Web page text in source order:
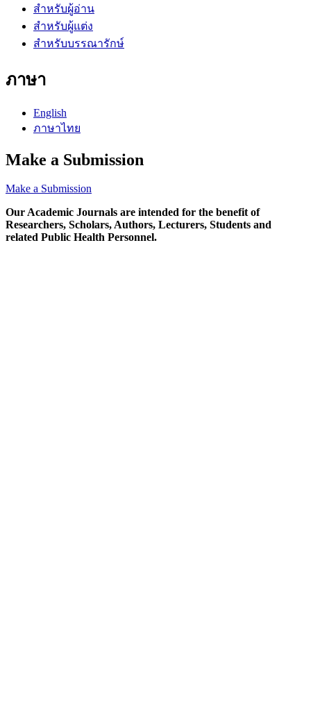
สำหรับผู้อ่าน
สำหรับผู้แต่ง
สำหรับบรรณารักษ์
ภาษา
English
ภาษาไทย
Make a Submission
Make a Submission
Our Academic Journals are intended for the benefit of
Researchers, Scholars, Authors, Lecturers, Students and
related Public Health Personnel.